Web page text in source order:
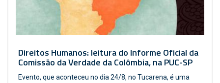
Direitos Humanos: leitura do Informe Oficial da
Comissão da Verdade da Colômbia, na PUC-SP
Evento, que aconteceu no dia 24/8, no Tucarena, é uma